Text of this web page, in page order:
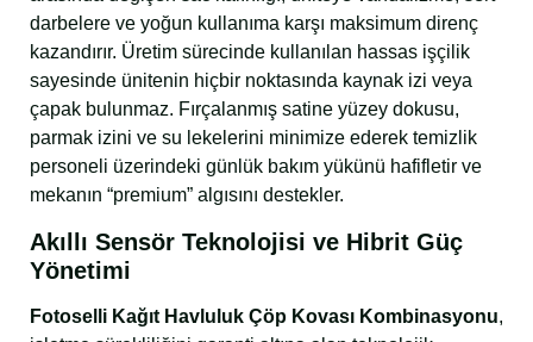
darbelere ve yoğun kullanıma karşı maksimum direnç
kazandırır. Üretim sürecinde kullanılan hassas işçilik
sayesinde ünitenin hiçbir noktasında kaynak izi veya
çapak bulunmaz. Fırçalanmış satine yüzey dokusu,
parmak izini ve su lekelerini minimize ederek temizlik
personeli üzerindeki günlük bakım yükünü hafifletir ve
mekanın “premium” algısını destekler.
Akıllı Sensör Teknolojisi ve Hibrit Güç
Yönetimi
Fotoselli Kağıt Havluluk Çöp Kovası Kombinasyonu,